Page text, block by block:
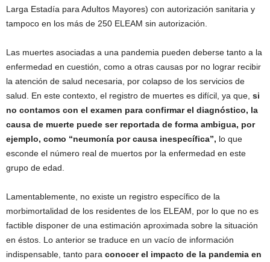
Larga Estadía para Adultos Mayores) con autorización sanitaria y
tampoco en los más de 250 ELEAM sin autorización.
Las muertes asociadas a una pandemia pueden deberse tanto a la
enfermedad en cuestión, como a otras causas por no lograr recibir
la atención de salud necesaria, por colapso de los servicios de
salud. En este contexto, el registro de muertes es difícil, ya que, si
no contamos con el examen para confirmar el diagnóstico, la
causa de muerte puede ser reportada de forma ambigua, por
ejemplo, como “neumonía por causa inespecífica”, lo que
esconde el número real de muertos por la enfermedad en este
grupo de edad.
Lamentablemente, no existe un registro específico de la
morbimortalidad de los residentes de los ELEAM, por lo que no es
factible disponer de una estimación aproximada sobre la situación
en éstos. Lo anterior se traduce en un vacío de información
indispensable, tanto para conocer el impacto de la pandemia en